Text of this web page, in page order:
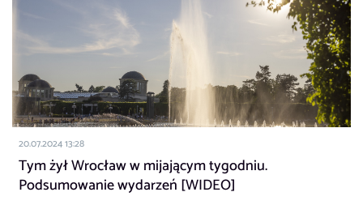
20.07.2024 13:28
Tym żył Wrocław w mijającym tygodniu.
Podsumowanie wydarzeń [WIDEO]